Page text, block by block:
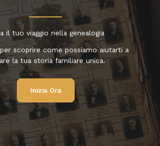
il tuo viaggio nella genealogia
scoprire come possiamo aiutarti a
la tua storia familiare unica.
Inizia Ora